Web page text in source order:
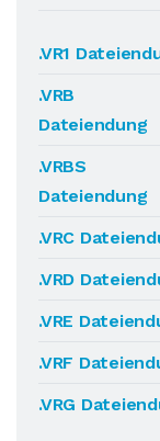
.VR1
.VRB
Dateiendung
.VRBS
Dateiendung
.VRC
.VRD
.VRE
.VRF
.VRG